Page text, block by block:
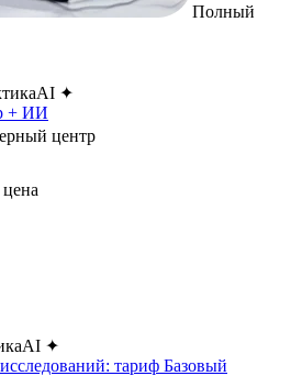
Полный
AI ✦
+ ИИ
центр
AI ✦
тариф Базовый